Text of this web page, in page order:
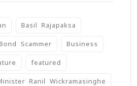
Basil Rajapaksa
Scammer Business
featured
Ranil Wickramasinghe